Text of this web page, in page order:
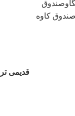
کاوه
قدیمی تر